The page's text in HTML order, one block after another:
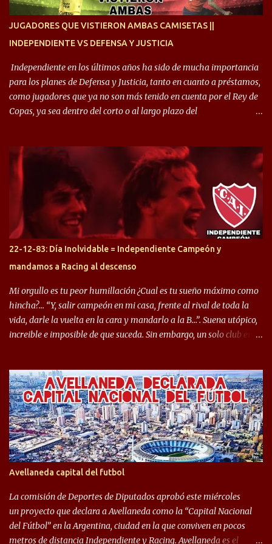
enfocamos en la preparación física. El grupo está encontrando la
JUGADORES QUE VISTIERON AMBAS CAMISETAS ||
INDEPENDIENTE VS DEFENSA Y JUSTICIA
Independiente en los últimos años ha sido de mucha importancia
para los planes de Defensa y Justicia, tanto en cuanto a préstamos,
como jugadores que ya no son más tenido en cuenta por el Rey de
Copas, ya sea dentro del corto o al largo plazo del
Halcón de Varela, como lo es Brian Romero, quien paso a
préstamo allí durante el último mercado de pases y ha rendido de
gran manera, convirtiendo goles importantes, sobre todo en la
copa sudamericana. Pero no sucedió lo mismo en cuanto al
rendimiento que ha producido en el Rojo. Pasando a jugadores que
jugaron en Defensa y ahora están en el rojo, tenemos a la dupla
Gastón Togni y Domingo Blanco, donde ambos explotaron
futbolísticamente hablando en el equipo de Varela, donde, por
ejemplo, el caso de Mingo llego a ser tenido en cuenta para el
Seleccionado Argentino, rendimiento que aún no ha logrado
mostrar en Independiente. En e...
22-12-83: Día Inolvidable = Independiente Campeón y
mandamos a Racing al descenso
Mi orgullo es tu peor humillación ¿Cual es tu sueño máximo como
hincha?… “Y, salir campeón en mi casa, frente al rival de toda la
vida, darle la vuelta en la cara y mandarlo a la B…”. Suena utópico,
increible e imposible de que suceda. Sin embargo, un solo club en el
campeonato del '83 año consagratorio para el Rojo y, por el otro, el
haber mandado al descenso a su eterno rival. 22 de diciembre de
1983 es una fecha que pocos hinchas de Independiente pueden
dejar en el olvido. Es que ese día, el "Rojo" derrotó a Racing por 2 a
0, se consagró campeón y, además, mandó al descenso a su eterno
rival. El clásico de Avellaneda marcó el epílogo del campeonato,
algo totalmente inusual para estas épocas, donde la violencia no
permite encuentros de riesgo sobre el final de los torneos. En la
década del ochenta y con una democracia flo...
Avellaneda capital del futbol
La comisión de Deportes de Diputados aprobó este miércoles
un proyecto que declara a Avellaneda como la “Capital Nacional
del Fútbol” en la Argentina, ciudad en la que conviven en pocos
metros de distancia Independiente y Racing. Avellaneda es el